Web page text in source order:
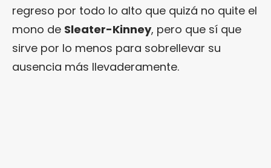
regreso por todo lo alto que quizá no quite el
mono de Sleater-Kinney, pero que sí que
sirve por lo menos para sobrellevar su
ausencia más llevaderamente.